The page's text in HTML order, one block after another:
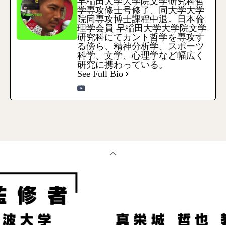
学専攻修士号修了、同大学大学
院同専攻博士課程中退。日本倫
理学会員 早稲田大学大学院文学
研究科にてカント哲学を専攻す
る傍ら、精神分析学、スポーツ
科学、文学、心理学など幅広く
研究に携わっている。
See Full Bio